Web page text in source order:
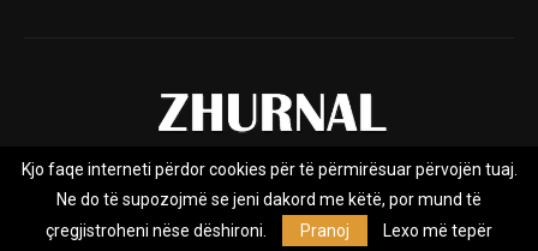
Rreth nesh Impresumi Marketing
Privacy Policy
Kjo faqe interneti përdor cookies për të përmirësuar përvojën tuaj.
Ne do të supozojmë se jeni dakord me këtë, por mund të
çregjistroheni nëse dëshironi.
Pranoj Lexo më tepër